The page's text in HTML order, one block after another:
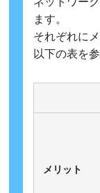
ます。
それぞれに
以下の表を
メリット